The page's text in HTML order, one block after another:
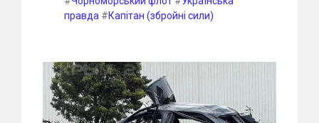
правда #Капітан (збройні сили)